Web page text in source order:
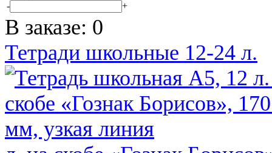
- +
В заказе: 0
Тетради школьные 12-24 л.